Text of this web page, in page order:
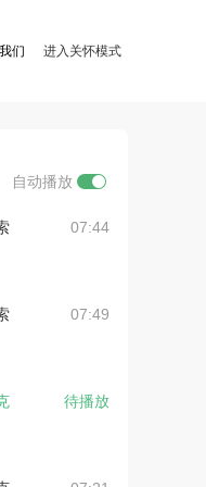
们 进入关怀模式
自动播放
07:44
07:49
待播放